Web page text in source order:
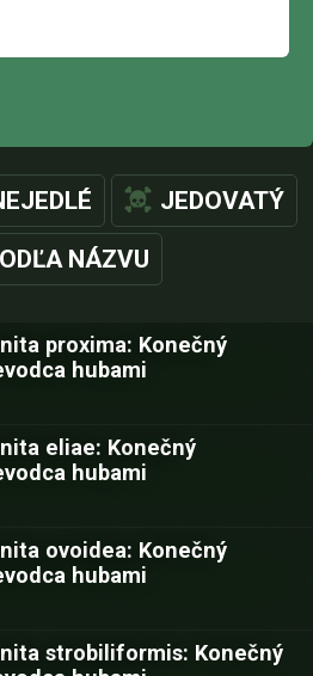
JEDOVATÝ
NÁZVU
proxima: Konečný
hubami
eliae: Konečný
hubami
ovoidea: Konečný
hubami
strobiliformis: Konečný